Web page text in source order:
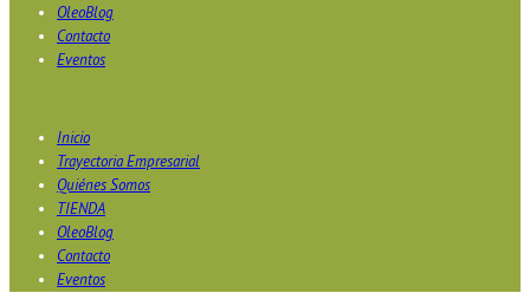
OleoBlog
Contacto
Eventos
Inicio
Trayectoria Empresarial
Quiénes Somos
TIENDA
OleoBlog
Contacto
Eventos